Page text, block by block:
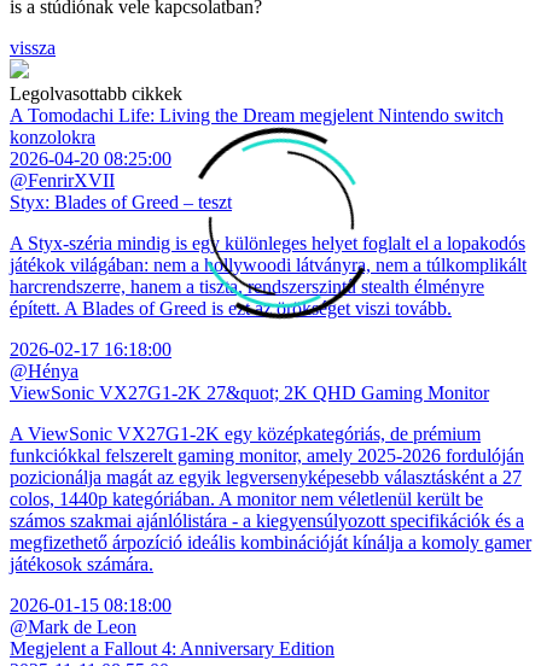
is a stúdiónak vele kapcsolatban?
vissza
Legolvasottabb cikkek
A Tomodachi Life: Living the Dream megjelent Nintendo switch
konzolokra
2026-04-20 08:25:00
@FenrirXVII
Styx: Blades of Greed – teszt
A Styx-széria mindig is egy különleges helyet foglalt el a lopakodós
játékok világában: nem a hollywoodi látványra, nem a túlkomplikált
harcrendszerre, hanem a tiszta, rendszerszintű stealth élményre
épített. A Blades of Greed is ezt az örökséget viszi tovább.
2026-02-17 16:18:00
@Hénya
ViewSonic VX27G1-2K 27&quot; 2K QHD Gaming Monitor
A ViewSonic VX27G1-2K egy középkategóriás, de prémium
funkciókkal felszerelt gaming monitor, amely 2025-2026 fordulóján
pozicionálja magát az egyik legversenyképesebb választásként a 27
colos, 1440p kategóriában. A monitor nem véletlenül került be
számos szakmai ajánlólistára - a kiegyensúlyozott specifikációk és a
megfizethető árpozíció ideális kombinációját kínálja a komoly gamer
játékosok számára.
2026-01-15 08:18:00
@Mark de Leon
Megjelent a Fallout 4: Anniversary Edition